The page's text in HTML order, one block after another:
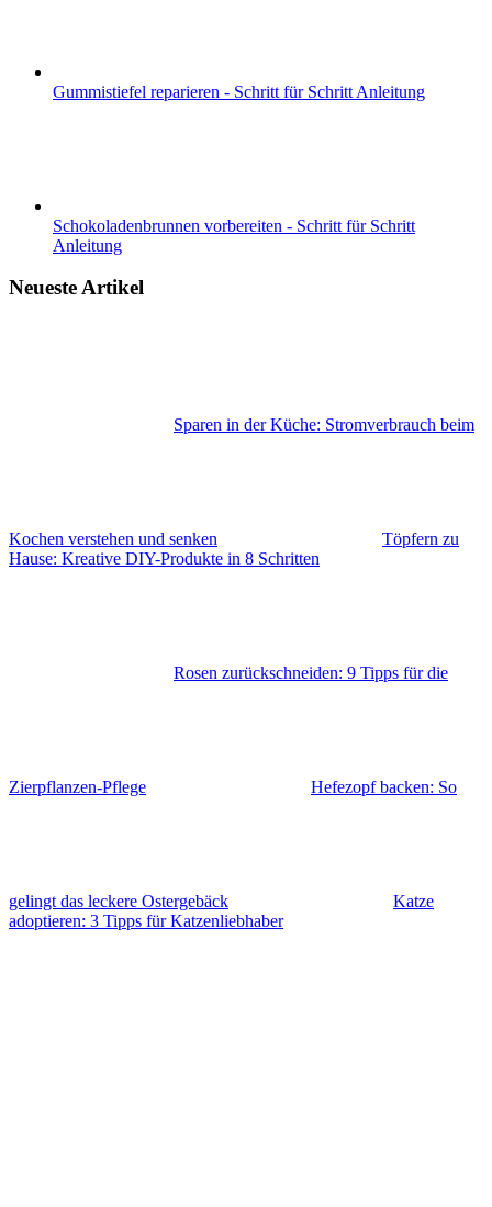
Gummistiefel reparieren - Schritt für Schritt Anleitung
Schokoladenbrunnen vorbereiten - Schritt für Schritt
Anleitung
Neueste Artikel
Sparen in der Küche: Stromverbrauch beim
Kochen verstehen und senken
Töpfern zu
Hause: Kreative DIY-Produkte in 8 Schritten
Rosen zurückschneiden: 9 Tipps für die
Zierpflanzen-Pflege Hefezopf backen: So
gelingt das leckere Ostergebäck
Katze
adoptieren: 3 Tipps für Katzenliebhaber